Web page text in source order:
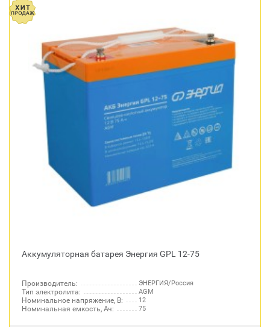
Аккумуляторная батарея Энергия GPL 12-75
Производитель: ЭНЕРГИЯ/Россия
Тип электролита: AGM
Номинальное напряжение, В: 12
Номинальная емкость, Ач: 75